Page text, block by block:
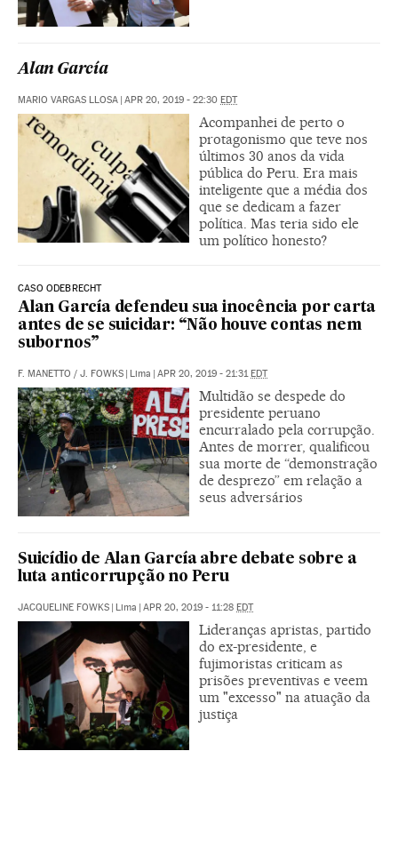
Alan García
MARIO VARGAS LLOSA | APR 20, 2019 - 22:30 EDT
Acompanhei de perto o
protagonismo que teve nos
últimos 30 anos da vida
pública do Peru. Era mais
inteligente que a média dos
que se dedicam a fazer
política. Mas teria sido ele
um político honesto?
CASO ODEBRECHT
Alan García defendeu sua inocência por carta
antes de se suicidar: “Não houve contas nem
subornos”
F. MANETTO / J. FOWKS | Lima | APR 20, 2019 - 21:31 EDT
Multidão se despede do
presidente peruano
encurralado pela corrupção.
Antes de morrer, qualificou
sua morte de “demonstração
de desprezo” em relação a
seus adversários
Suicídio de Alan García abre debate sobre a
luta anticorrupção no Peru
JACQUELINE FOWKS | Lima | APR 20, 2019 - 11:28 EDT
Lideranças apristas, partido
do ex-presidente, e
fujimoristas criticam as
prisões preventivas e veem
um "excesso" na atuação da
justiça